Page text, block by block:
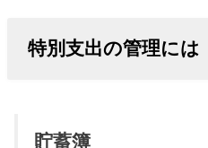
特別支出の管理には
貯蓄簿